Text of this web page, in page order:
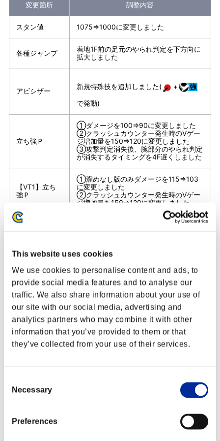
This website uses cookies
We use cookies to personalise content and ads, to
provide social media features and to analyse our
traffic. We also share information about your use of
our site with our social media, advertising and
analytics partners who may combine it with other
information that you’ve provided to them or that
they’ve collected from your use of their services.
Selection
Necessary
Preferences
CHAMPION EDITION
CE202002 Ver.
CE202003 Ver.
CE202105 Ver.
CE202108 Ver.
変更箇所 調整内容
スタン値 1075⇒1000に変更しました
各種ジャンプ
着地1F前の足元のやられ判定を下方向に
拡大しました
アビシザー
新規特殊技を追加しました( +
強
で発動)
立ち強Ｐ
①ダメージを100⇒90に変更しました
②クラッシュカウンター発生時のVゲー
ジ増加量を150⇒120に変更しました
③攻撃判定消失後、腕部分のやられ判定
が消失するタイミングを4F遅くしました
【VT1】立ち
強Ｐ
①溜めなし版のみダメージを115⇒103
に変更しました
②クラッシュカウンター発生時のVゲー
ジ増加量を150⇒120に変更しました
①クラッシュカウンター発生時のVゲー
ジ増加量を200(100+100)⇒150(75+75)
場合のVゲージ増加量を100⇒150に変更
ジャンプ強K
①ダメージを100⇒90に変更しました
②攻撃判定発生前のやられ判定を拡大し
ました
【通常/VT1】
アビブラスタ
ー
①空振り時の硬直を5F増加しました
②動作硬直中の足元のやられ判定を上方
に拡大しました
③攻撃判定消失後、足元のやられ判定が
マッシュ（全
強度）
プ（中・強
攻撃判定発生前のやられ判定を拡大しま